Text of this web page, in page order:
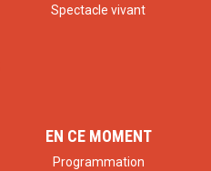
Spectacle vivant
EN CE MOMENT
Programmation